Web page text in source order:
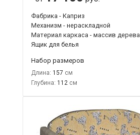
Фабрика - Каприз
Механизм - нераскладной
Материал каркаса - массив дерева
Ящик для белья
Набор размеров
Длина: 157
Глубина: 112